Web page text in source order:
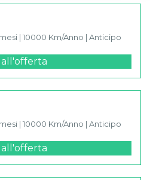
| 10000 Km/Anno | Anticipo
all'offerta
| 10000 Km/Anno | Anticipo
all'offerta